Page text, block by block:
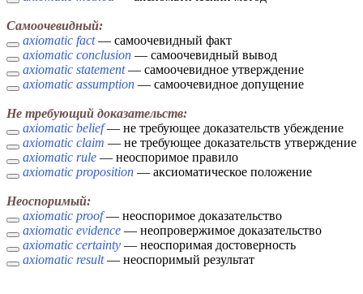
Самоочевидный:
axiomatic fact— самоочевидный факт
axiomatic conclusion — самоочевидный вывод
axiomatic statement— самоочевидное утверждение
axiomatic assumption — самоочевидное допущение
Не требующий доказательств:
axiomatic belief— не требующее доказательств убеждение
axiomatic claim — не требующее доказательств утверждение
axiomatic rule — неоспоримое правило
axiomatic proposition — аксиоматическое положение
Неоспоримый:
axiomatic proof— неоспоримое доказательство
axiomatic evidence — неопровержимое доказательство
axiomatic certainty — неоспоримая достоверность
axiomatic result— неоспоримый результат